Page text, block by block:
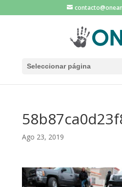
Seleccionar página
Ago 23, 2019